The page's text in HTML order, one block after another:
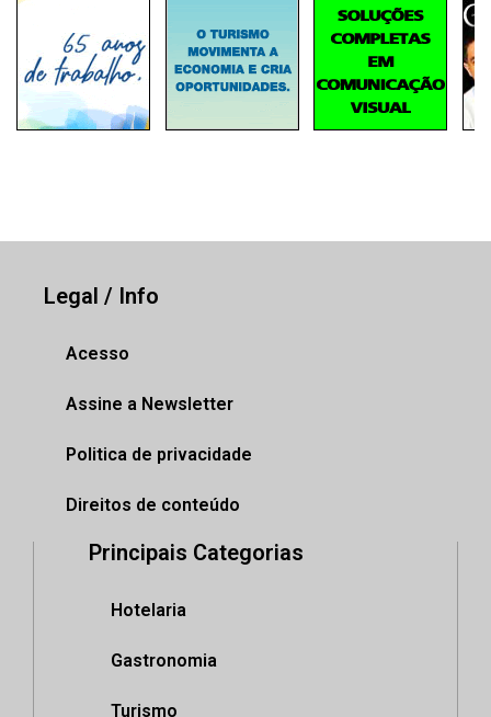
Legal / Info
Acesso
Assine a Newsletter
Politica de privacidade
Direitos de conteúdo
Principais Categorias
Hotelaria
Gastronomia
Turismo